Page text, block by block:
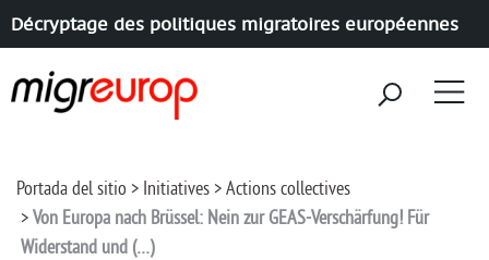
Décryptage des politiques migratoires européennes
Portada del sitio Initiatives
Actions collectives
Von Europa nach Brüssel: Nein zur GEAS-Verschärfung! Für
Widerstand und (…)